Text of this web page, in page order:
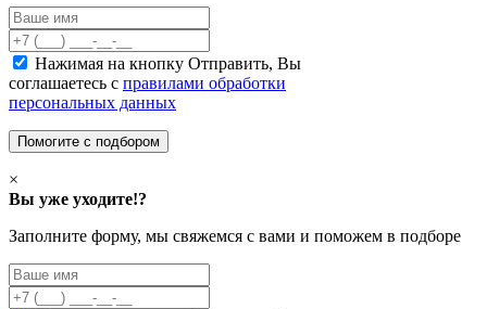
Нажимая на кнопку Отправить, Вы
соглашаетесь с правилами обработки
персональных данных
×
Вы уже уходите!?
Заполните форму, мы свяжемся с вами и поможем в подборе